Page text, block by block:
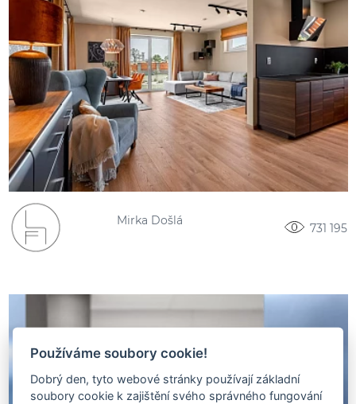
Mirka Došlá
731 195
Používáme soubory cookie!
Dobrý den, tyto webové stránky používají základní
soubory cookie k zajištění svého správného fungování